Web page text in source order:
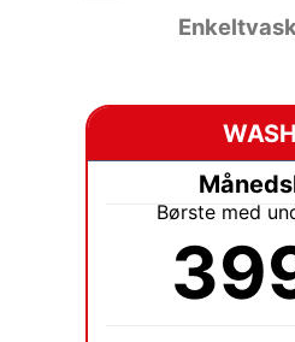
Børste med